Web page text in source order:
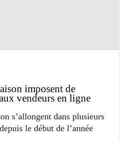
imposent de
vendeurs en ligne
s’allongent dans plusieurs
le début de l’année